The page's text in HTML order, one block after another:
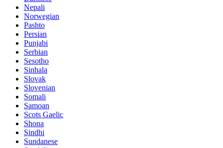
Nepali
Norwegian
Pashto
Persian
Punjabi
Serbian
Sesotho
Sinhala
Slovak
Slovenian
Somali
Samoan
Scots Gaelic
Shona
Sindhi
Sundanese